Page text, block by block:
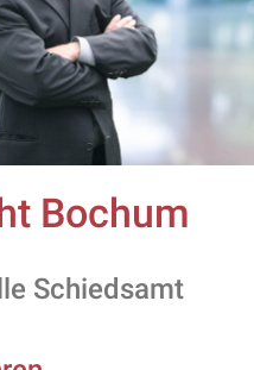
Bochum
Schiedsamt